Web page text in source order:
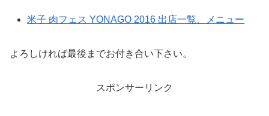
米子 肉フェス YONAGO 2016 出店一覧、メニュー
よろしければ最後までお付き合い下さい。
スポンサーリンク